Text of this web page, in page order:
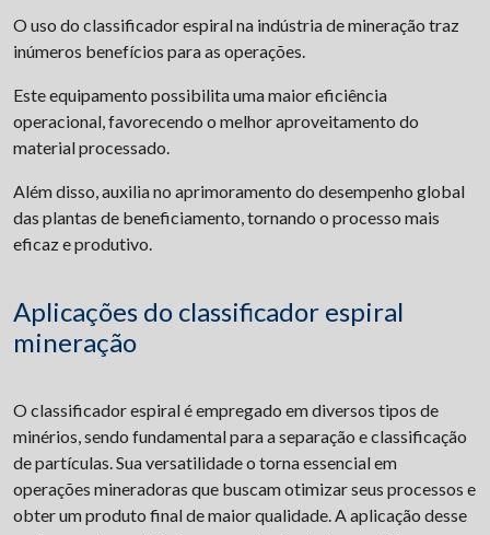
O uso do classificador espiral na indústria de mineração traz
inúmeros benefícios para as operações.
Este equipamento possibilita uma maior eficiência
operacional, favorecendo o melhor aproveitamento do
material processado.
Além disso, auxilia no aprimoramento do desempenho global
das plantas de beneficiamento, tornando o processo mais
eficaz e produtivo.
Aplicações do classificador espiral
mineração
O classificador espiral é empregado em diversos tipos de
minérios, sendo fundamental para a separação e classificação
de partículas. Sua versatilidade o torna essencial em
operações mineradoras que buscam otimizar seus processos e
obter um produto final de maior qualidade. A aplicação desse